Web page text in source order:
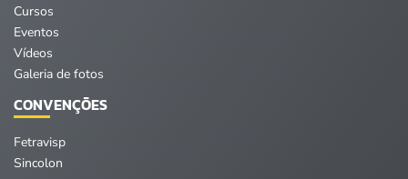
Cursos
Eventos
Vídeos
Galeria de fotos
CONVENÇÕES
Fetravisp
Sincolon